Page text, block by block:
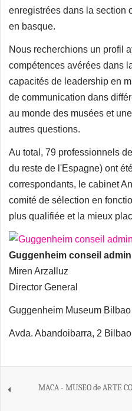
enregistrées dans la section
en basque.
Nous recherchions un profil
compétences avérées dans
capacités de leadership en
de communication dans
au monde des musées et
autres questions.
Au total, 79 professionnels
du reste de l'Espagne) ont
correspondants, le cabinet
comité de sélection en
plus qualifiée et la mieux
Guggenheim conseil
Miren Arzalluz
Director General
Guggenheim Museum Bilbao
Avda. Abandoibarra, 2
MACA - MUSEO de ARTE